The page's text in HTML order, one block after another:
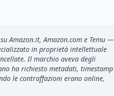
Amazon.it, Amazon.com e Temu —
in proprietà intellettuale
Il marchio aveva degli
ha richiesto metadati, timestamp
le contraffazioni erano online,